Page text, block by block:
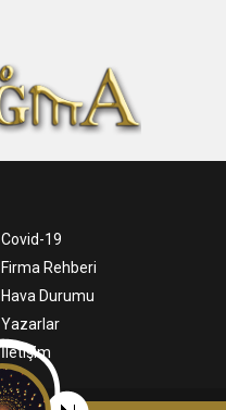
Covid-19
Firma Rehberi
Hava Durumu
Yazarlar
İletişim